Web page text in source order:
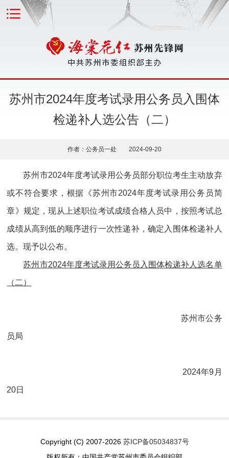
苏州市2024年度考试录用公务员入围体
检递补人选公告（二）
作者：公务员一处 2024-09-20
苏州市2024年度考试录用公务员部分职位考生主动放弃
或不符合要求，根据《苏州市2024年度考试录用公务员简
章》规定，现从上述职位考试成绩合格人员中，按照考试总
成绩从高到低的顺序进行一次性递补，确定入围体检递补人
选。现予以公布。
苏州市2024年度考试录用公务员入围体检递补人选名单
（二）
苏州市公务
员局
2024年9月
20日
Copyright (C) 2007-2026 苏ICP备05034837号